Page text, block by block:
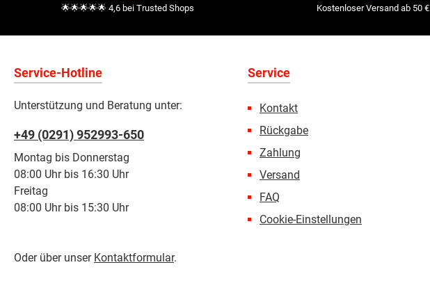
🌟🌟🌟🌟🌟 4,6 bei Trusted Shops Kostenloser Versand ab 50 €
Service-Hotline
Unterstützung und Beratung unter:
+49 (0291) 952993-650
Montag bis Donnerstag
08:00 Uhr bis 16:30 Uhr
Freitag
08:00 Uhr bis 15:30 Uhr
Oder über unser Kontaktformular.
Service
Kontakt
Rückgabe
Zahlung
Versand
FAQ
Cookie-Einstellungen